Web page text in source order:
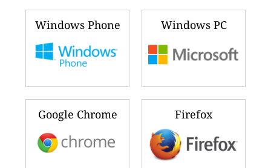
Windows Phone Windows PC
Google Chrome Firefox